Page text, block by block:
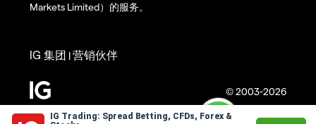
IG Trading: Spread Betting, CFDs, Forex &
Markets Limited）的服务。
© 2003-2026
IG 集团 |营销伙伴